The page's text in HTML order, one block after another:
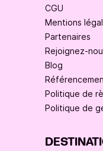
CGU
Mentions
Partenaires
Rejoignez-
Blog
Politique de
Politique de